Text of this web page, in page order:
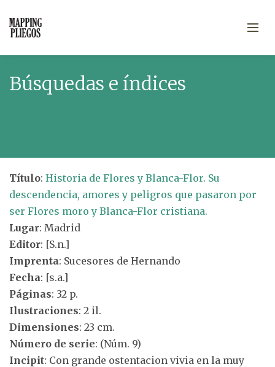
Búsquedas e índices
Título: Historia de Flores y Blanca-Flor. Su
descendencia, amores y peligros que pasaron por
ser Flores moro y Blanca-Flor cristiana.
Lugar: Madrid
Editor: [S.n.]
Imprenta: Sucesores de Hernando
Fecha: [s.a.]
Páginas: 32 p.
Ilustraciones: 2 il.
Dimensiones: 23 cm.
Número de serie: (Núm. 9)
Incipit: Con grande ostentacion vivia en la muy